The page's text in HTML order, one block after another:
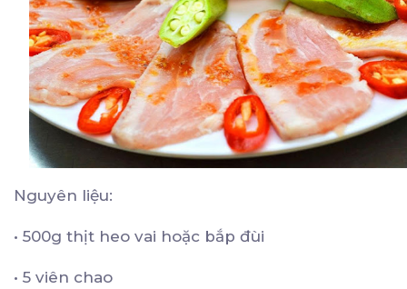
Nguyên liệu:
• 500g thịt heo vai hoặc bắp đùi
• 5 viên chao